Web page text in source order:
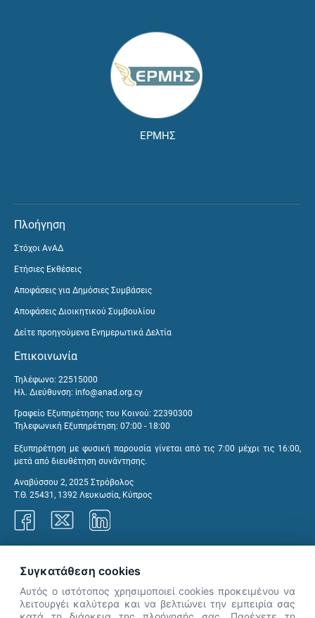
ΕΡΜΗΣ
Πλοήγηση
Στόχοι ΑνΑΔ
Ετήσιες Εκθέσεις
Αποφάσεις για Δημόσιες Συμβάσεις
Αποφάσεις Διοικητικού Συμβουλίου
Δείτε προηγούμενα Ενημερωτικά Δελτία
Επικοινωνία
Τηλέφωνο: 22515000
Ηλ. Διεύθυνση: info@anad.org.cy
Γραφείο Εξυπηρέτησης του Κοινού: 22390300
Τηλεφωνική Εξυπηρέτηση: 07:00 - 18:00
Εξυπηρέτηση με φυσική παρουσία γίνεται από τις 7:00 μέχρι τις 16:00,
μετά από διευθέτηση συνάντησης.
Αναβύσσου 2, 2025 Στρόβολος
Τ.Θ. 25431, 1392 Λευκωσία, Κύπρος
Συγκατάθεση cookies
Αυτός ο ιστότοπος χρησιμοποιεί cookies προκειμένου να
λειτουργέι καλύτερα και να βελτιώνει την εμπειρία σας